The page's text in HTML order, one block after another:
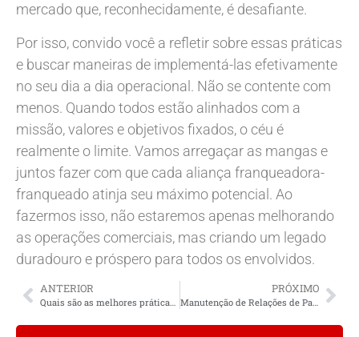
mercado que, reconhecidamente, é desafiante.
Por isso, convido você a refletir sobre essas práticas
e buscar maneiras de implementá-las efetivamente
no seu dia a dia operacional. Não se contente com
menos. Quando todos estão alinhados com a
missão, valores e objetivos fixados, o céu é
realmente o limite. Vamos arregaçar as mangas e
juntos fazer com que cada aliança franqueadora-
franqueado atinja seu máximo potencial. Ao
fazermos isso, não estaremos apenas melhorando
as operações comerciais, mas criando um legado
duradouro e próspero para todos os envolvidos.
ANTERIOR
Quais são as melhores práticas para manter relações de parceria saudáveis?
PRÓXIMO
Manutenção de Relações de Parceria Saudáveis